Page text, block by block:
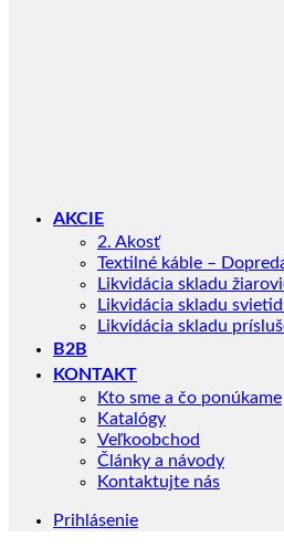
AKCIE
2. Akosť
Textilné káble –
Likvidácia skladu
Likvidácia skladu
Likvidácia skladu
B2B
KONTAKT
Kto sme a čo ponúkame
Katalógy
Veľkoobchod
Články a návody
Kontaktujte nás
Prihlásenie